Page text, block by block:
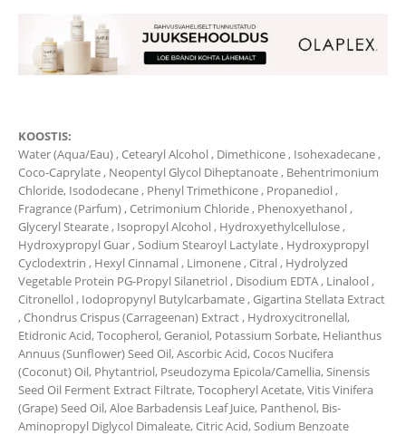
KOOSTIS:
Water (Aqua/Eau) , Cetearyl Alcohol , Dimethicone , Isohexadecane ,
Coco-Caprylate , Neopentyl Glycol Diheptanoate , Behentrimonium
Chloride, Isododecane , Phenyl Trimethicone , Propanediol ,
Fragrance (Parfum) , Cetrimonium Chloride , Phenoxyethanol ,
Glyceryl Stearate , Isopropyl Alcohol , Hydroxyethylcellulose ,
Hydroxypropyl Guar , Sodium Stearoyl Lactylate , Hydroxypropyl
Cyclodextrin , Hexyl Cinnamal , Limonene , Citral , Hydrolyzed
Vegetable Protein PG-Propyl Silanetriol , Disodium EDTA , Linalool ,
Citronellol , Iodopropynyl Butylcarbamate , Gigartina Stellata Extract
, Chondrus Crispus (Carrageenan) Extract , Hydroxycitronellal,
Etidronic Acid, Tocopherol, Geraniol, Potassium Sorbate, Helianthus
Annuus (Sunflower) Seed Oil, Ascorbic Acid, Cocos Nucifera
(Coconut) Oil, Phytantriol, Pseudozyma Epicola/Camellia, Sinensis
Seed Oil Ferment Extract Filtrate, Tocopheryl Acetate, Vitis Vinifera
(Grape) Seed Oil, Aloe Barbadensis Leaf Juice, Panthenol, Bis-
Aminopropyl Diglycol Dimaleate, Citric Acid, Sodium Benzoate